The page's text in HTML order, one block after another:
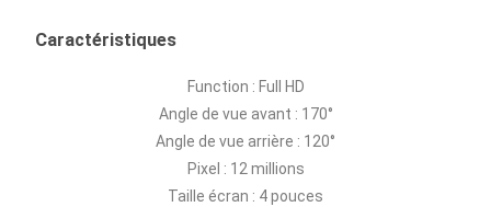
Caractéristiques
Function : Full HD
Angle de vue avant : 170°
Angle de vue arrière : 120°
Pixel : 12 millions
Taille écran : 4 pouces